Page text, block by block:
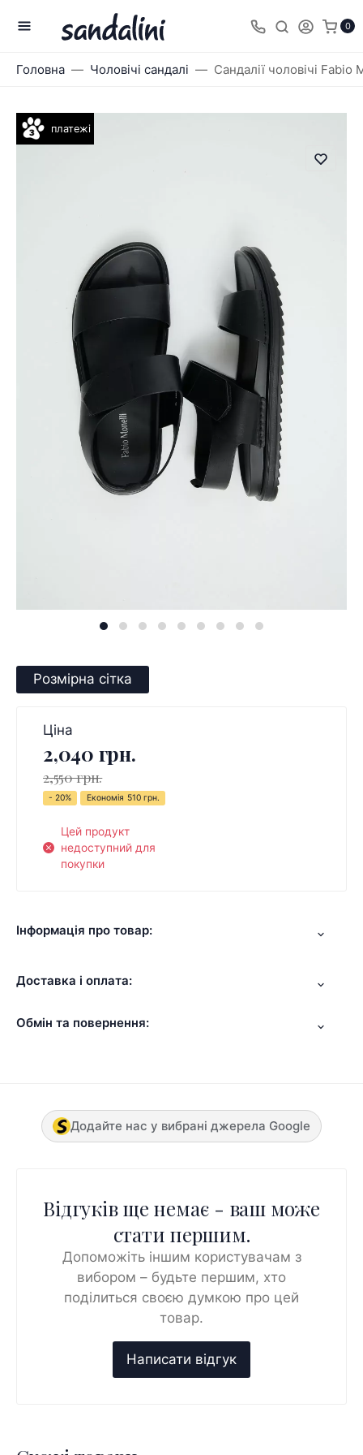
0
Головна Чоловічі сандалі Сандалії чоловічі Fabio
платежі
Розмірна сітка
Ціна
2,040 грн.
2,550 грн.
- 20% Економія 510 грн.
Цей продукт
недоступний для
покупки
Інформація про товар:
Доставка і оплата:
Обмін та повернення:
Додайте нас у вибрані джерела Google
Відгуків ще немає - ваш може
стати першим.
Допоможіть іншим користувачам з
вибором – будьте першим, хто
поділиться своєю думкою про цей
товар.